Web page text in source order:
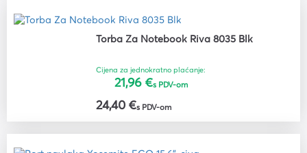
Torba Za Notebook Riva 8035 Blk
Cijena za jednokratno plaćanje:
21,96 €s PDV-om
24,40 €s PDV-om